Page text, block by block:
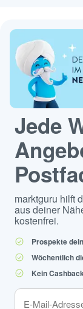
Jede
marktguru hilft
aus deiner
kostenfrei.
Prospekte
Wöchentlich
Kein